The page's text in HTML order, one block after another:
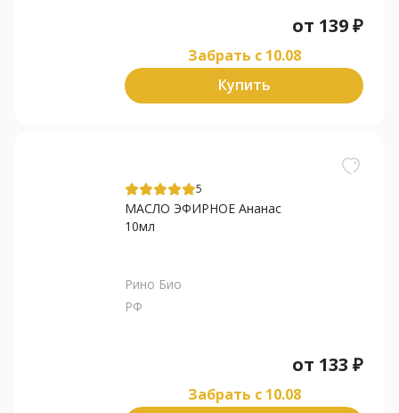
от 139₽
Забрать c 10.08
Купить
5
МАСЛО ЭФИРНОЕ Ананас
10мл
Рино Био
РФ
от 133 ₽
Забрать c 10.08